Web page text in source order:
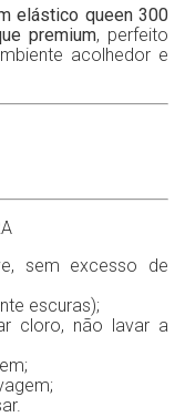
elástico queen 300
premium, perfeito
acolhedor e
sem excesso de
escuras);
cloro, não lavar a